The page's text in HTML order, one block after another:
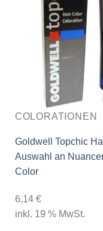
COLORATIONEN
Goldwell Topchic
Auswahl an
Color
6,14 €
inkl. 19 % MwSt.